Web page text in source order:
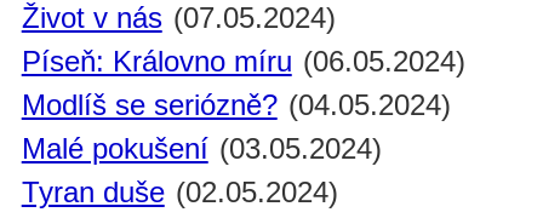
Život v nás (07.05.2024)
Píseň: Královno míru (06.05.2024)
Modlíš se seriózně? (04.05.2024)
Malé pokušení (03.05.2024)
Tyran duše (02.05.2024)